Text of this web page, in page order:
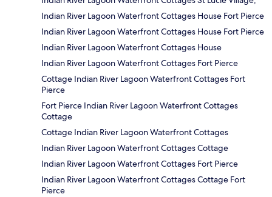
Indian River Lagoon Waterfront Cottages House Fort Pierce
Indian River Lagoon Waterfront Cottages House Fort Pierce
Indian River Lagoon Waterfront Cottages House
Indian River Lagoon Waterfront Cottages Fort Pierce
Cottage Indian River Lagoon Waterfront Cottages Fort
Pierce
Fort Pierce Indian River Lagoon Waterfront Cottages
Cottage
Cottage Indian River Lagoon Waterfront Cottages
Indian River Lagoon Waterfront Cottages Cottage
Indian River Lagoon Waterfront Cottages Fort Pierce
Indian River Lagoon Waterfront Cottages Cottage Fort
Pierce